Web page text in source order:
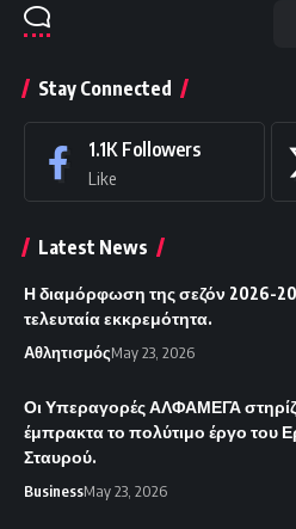
Stay Connected
1.1K Followers
Like
Latest News
Η διαμόρφωση της σεζόν 2026-
τελευταία εκκρεμότητα.
ΑθλητισμόςMay 23, 2026
Οι Υπεραγορές ΑΛΦΑΜΕΓΑ
έμπρακτα το πολύτιμο έργο του
Σταυρού.
BusinessMay 23, 2026